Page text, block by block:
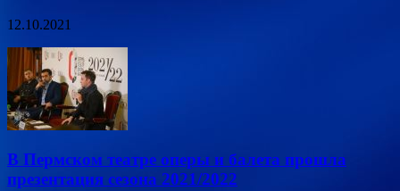
12.10.2021
В Пермском театре оперы и балета прошла
презентация сезона 2021/2022